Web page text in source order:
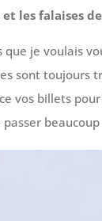
et les falaises
que je voulais
sont toujours
vos billets